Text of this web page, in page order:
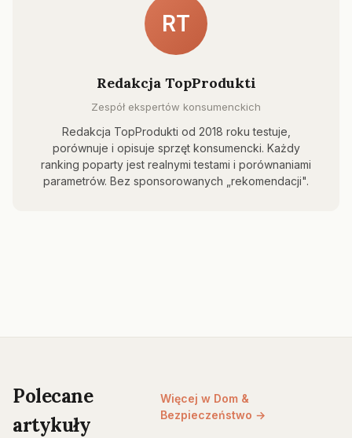
RT
Redakcja TopProdukti
Zespół ekspertów konsumenckich
Redakcja TopProdukti od 2018 roku testuje,
porównuje i opisuje sprzęt konsumencki. Każdy
ranking poparty jest realnymi testami i porównaniami
parametrów. Bez sponsorowanych „rekomendacji".
Polecane
artykuły
Więcej w Dom &
Bezpieczeństwo →